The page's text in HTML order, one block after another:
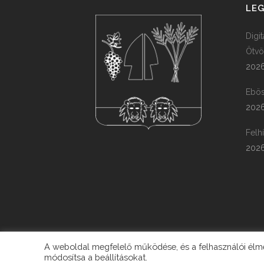
A weboldal megfelelő működése, és a felhasználói
módosítsa a beállításokat.